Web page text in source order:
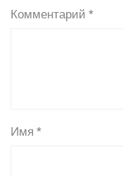
Комментарий*
Имя*